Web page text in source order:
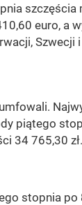
szczęścia
euro, a
Szwecji
piątego
34 765,30 zł.
stopnia po